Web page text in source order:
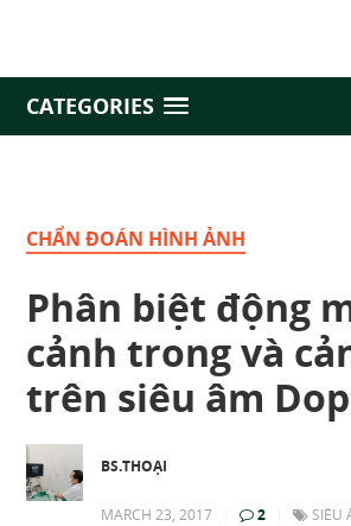
CATEGORIES
CHẨN ĐOÁN HÌNH ẢNH
Phân biệt động
cảnh trong và
trên siêu âm
BS.THOẠI
MARCH 23, 2017 2 SIÊU